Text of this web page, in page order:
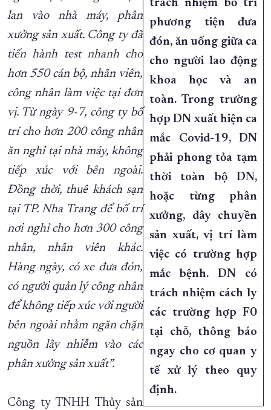
trách nhiệm bố trí
phương tiện đưa
đón, ăn uống giữa ca
cho người lao động
khoa học và an
toàn. Trong trường
hợp DN xuất hiện ca
mắc Covid-19, DN
phải phong tỏa tạm
thời toàn bộ DN,
hoặc từng phân
xưởng, dây chuyền
sản xuất, vị trí làm
việc có trường hợp
mắc bệnh. DN có
trách nhiệm cách ly
các trường hợp F0
tại chỗ, thông báo
ngay cho cơ quan y
tế xử lý theo quy
định.
lan vào nhà máy, phân
xưởng sản xuất. Công ty đã
tiến hành test nhanh cho
hơn 550 cán bộ, nhân viên,
công nhân làm việc tại đơn
vị. Từ ngày 9-7, công ty bố
trí cho hơn 200 công nhân
ăn nghỉ tại nhà máy, không
tiếp xúc với bên ngoài.
Đồng thời, thuê khách sạn
tại TP. Nha Trang để bố trí
nơi nghỉ cho hơn 300 công
nhân, nhân viên khác.
Hàng ngày, có xe đưa đón,
có người quản lý công nhân
để không tiếp xúc với người
bên ngoài nhằm ngăn chặn
nguồn lây nhiễm vào các
phân xưởng sản xuất”.
Công ty TNHH Thủy sản